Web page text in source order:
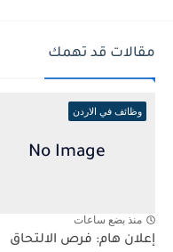
مقالات قد تهمك
وظائف في الاردن
منذ بضع ساعات
إعلان هام: فرص الالتحاق